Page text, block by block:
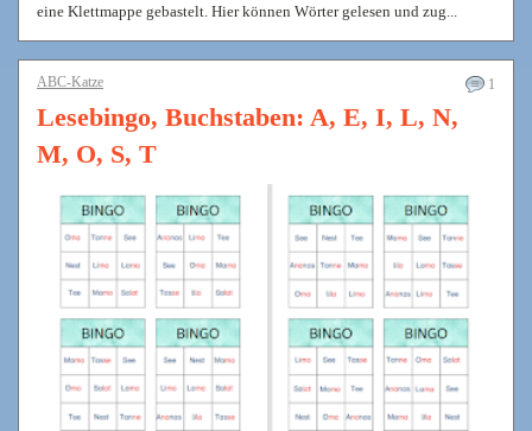
eine Klettmappe gebastelt. Hier können Wörter gelesen und zug...
1
ABC-Katze
Lesebingo, Buchstaben: A, E, I, L, N,
M, O, S, T